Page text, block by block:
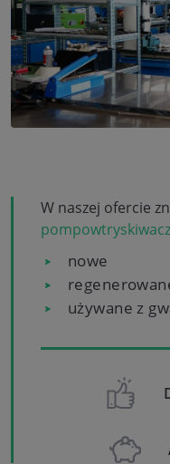
W naszej ofercie
nowe
używane z